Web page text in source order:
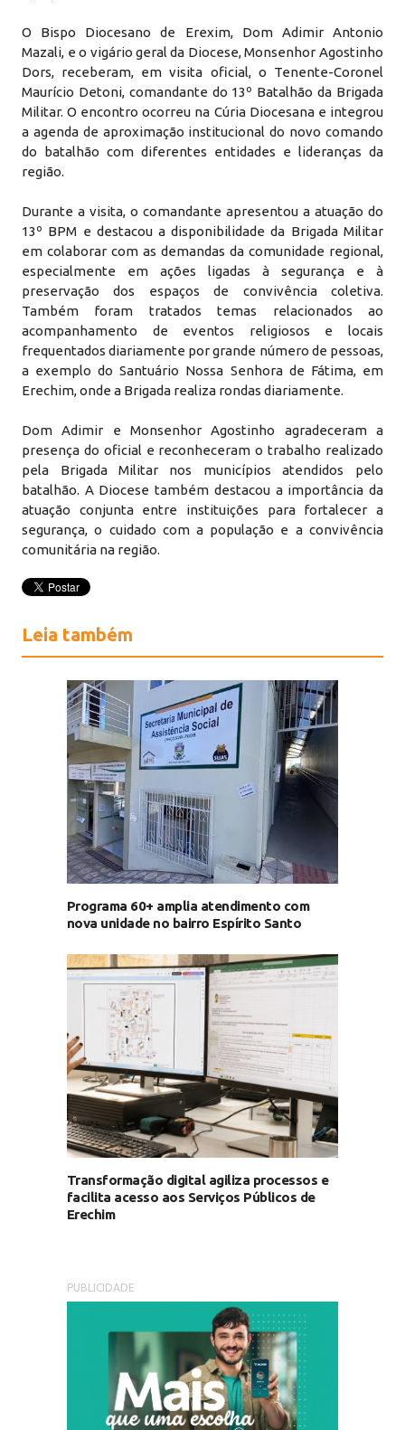
O Bispo Diocesano de Erexim, Dom Adimir Antonio
Mazali, e o vigário geral da Diocese, Monsenhor Agostinho
Dors, receberam, em visita oficial, o Tenente-Coronel
Maurício Detoni, comandante do 13º Batalhão da Brigada
Militar. O encontro ocorreu na Cúria Diocesana e integrou
a agenda de aproximação institucional do novo comando
do batalhão com diferentes entidades e lideranças da
região.
Durante a visita, o comandante apresentou a atuação do
13º BPM e destacou a disponibilidade da Brigada Militar
em colaborar com as demandas da comunidade regional,
especialmente em ações ligadas à segurança e à
preservação dos espaços de convivência coletiva.
Também foram tratados temas relacionados ao
acompanhamento de eventos religiosos e locais
frequentados diariamente por grande número de pessoas,
a exemplo do Santuário Nossa Senhora de Fátima, em
Erechim, onde a Brigada realiza rondas diariamente.
Dom Adimir e Monsenhor Agostinho agradeceram a
presença do oficial e reconheceram o trabalho realizado
pela Brigada Militar nos municípios atendidos pelo
batalhão. A Diocese também destacou a importância da
atuação conjunta entre instituições para fortalecer a
segurança, o cuidado com a população e a convivência
comunitária na região.
Leia também
Programa 60+ amplia atendimento com
nova unidade no bairro Espírito Santo
Transformação digital agiliza processos e
facilita acesso aos Serviços Públicos de
Erechim
PUBLICIDADE